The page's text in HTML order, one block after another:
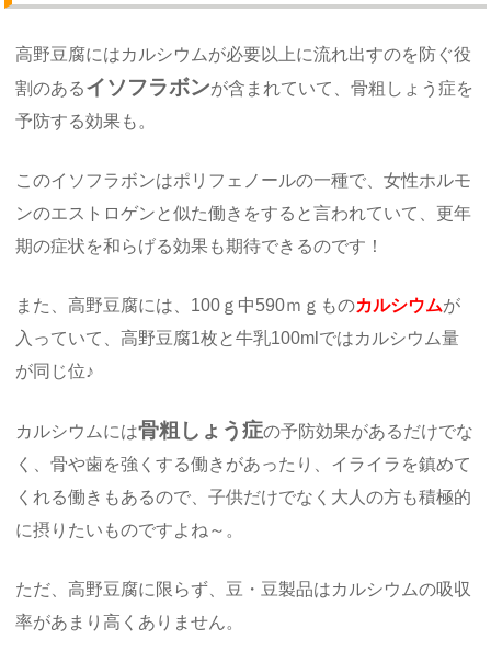
高野豆腐にはカルシウムが必要以上に流れ出すのを防ぐ役
割のあるイソフラボンが含まれていて、骨粗しょう症を
予防する効果も。
このイソフラボンはポリフェノールの一種で、女性ホルモ
ンのエストロゲンと似た働きをすると言われていて、更年
期の症状を和らげる効果も期待できるのです！
また、高野豆腐には、100ｇ中590ｍｇものカルシウムが
入っていて、高野豆腐1枚と牛乳100mlではカルシウム量
が同じ位♪
カルシウムには骨粗しょう症の予防効果があるだけでな
く、骨や歯を強くする働きがあったり、イライラを鎮めて
くれる働きもあるので、子供だけでなく大人の方も積極的
に摂りたいものですよね～。
ただ、高野豆腐に限らず、豆・豆製品はカルシウムの吸収
率があまり高くありません。